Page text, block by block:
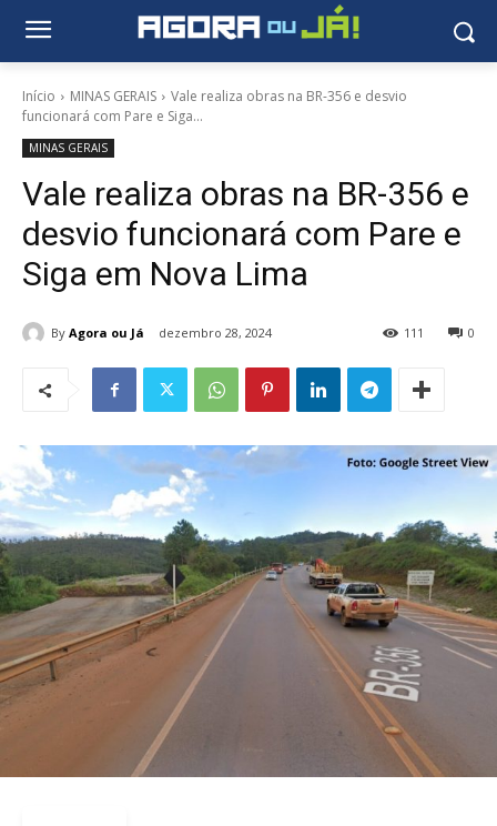
Início MINAS GERAIS
Vale realiza obras na BR-356 e desvio
funcionará com Pare e Siga...
MINAS GERAIS
Vale realiza obras na BR-356 e
desvio funcionará com Pare e
Siga em Nova Lima
By Agora ou Já dezembro 28, 2024 0
111